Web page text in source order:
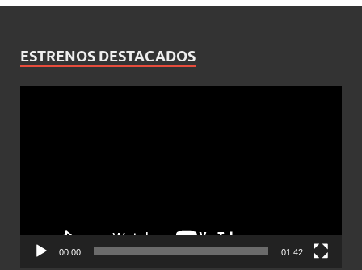
ESTRENOS DESTACADOS
00:00 01:42